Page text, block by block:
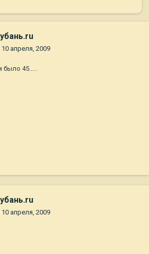
10 апреля, 2009
45.....
10 апреля, 2009